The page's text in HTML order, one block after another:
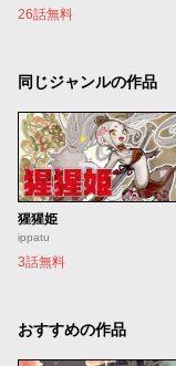
26話無料
同じジャンルの作品
猩猩姫
ippatu
3話無料
おすすめの作品